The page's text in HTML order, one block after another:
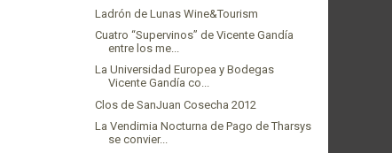
Ladrón de Lunas Wine&Tourism
Cuatro “Supervinos” de Vicente Gandía
entre los me...
La Universidad Europea y Bodegas
Vicente Gandía co...
Clos de SanJuan Cosecha 2012
La Vendimia Nocturna de Pago de Tharsys
se convier...